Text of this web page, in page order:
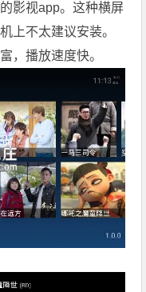
影视app。这种横屏
上不太建议安装。
，播放速度快。